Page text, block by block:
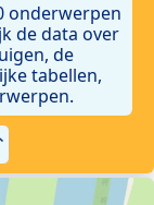
onderwerpen
de data over
de
tabellen,